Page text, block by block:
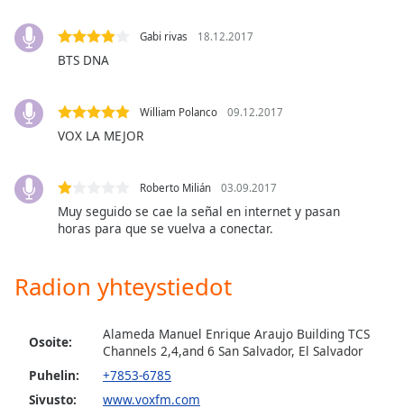
Audio
in-
Picture
Fullscreen
Beginning
window.
cancel
Gabi rivas 18.12.2017
BTS DNA
William Polanco 09.12.2017
VOX LA MEJOR
Roberto Milián 03.09.2017
Muy seguido se cae la señal en internet y pasan
horas para que se vuelva a conectar.
Radion yhteystiedot
Osoite:
Alameda Manuel Enrique Araujo Building TCS
Channels 2,4,and 6 San Salvador, El Salvador
Puhelin:
+7853-6785
Sivusto:
www.voxfm.com